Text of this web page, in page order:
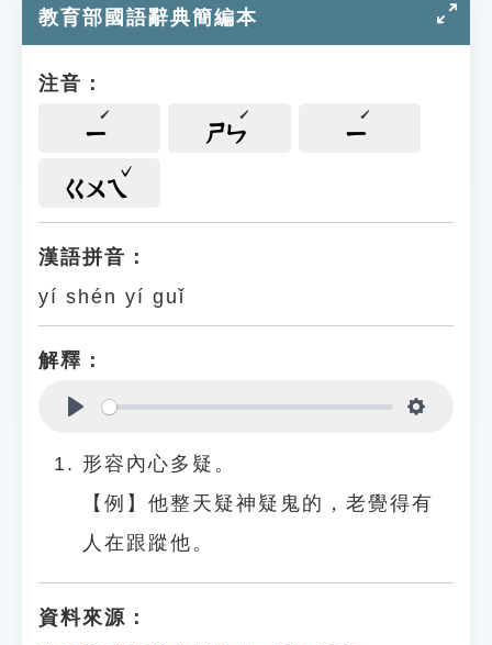
單字索引
遊戲專區
教學應用
貓頭鷹博士
教育部國語辭典簡編本
注音：
ㄧ ㄕㄣ ㄧ
ㄍㄨㄟ
漢語拼音：
yí shén yí guǐ
解釋：
形容內心多疑。
【例】他整天疑神疑鬼的，老覺得有
人在跟蹤他。
資料來源：